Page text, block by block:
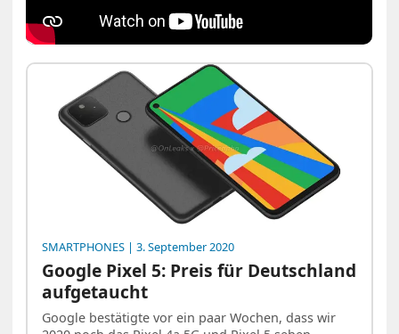
SMARTPHONES | 3. September 2020
Google Pixel 5: Preis für Deutschland
aufgetaucht
Google bestätigte vor ein paar Wochen, dass wir